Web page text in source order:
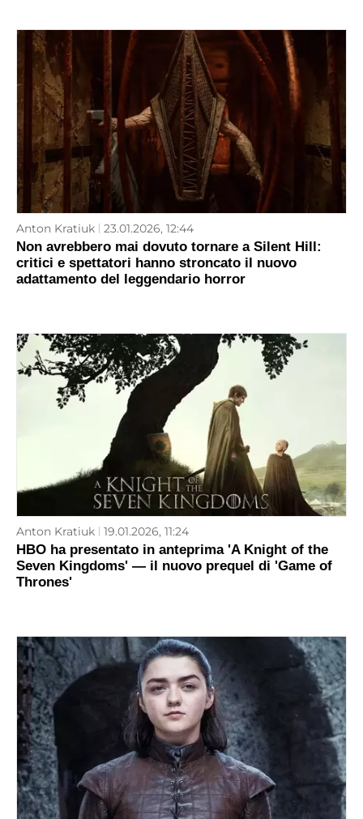
Anton Kratiuk 23.01.2026, 12:44
Non avrebbero mai dovuto tornare a Silent Hill:
critici e spettatori hanno stroncato il nuovo
adattamento del leggendario horror
Anton Kratiuk 19.01.2026, 11:24
HBO ha presentato in anteprima 'A Knight of the
Seven Kingdoms' — il nuovo prequel di 'Game of
Thrones'